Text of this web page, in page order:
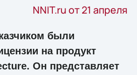
NNIT.ru от 21 апреля
были
на продукт
Он представляет